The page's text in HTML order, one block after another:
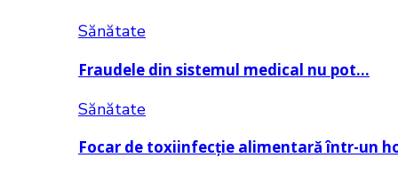
Sănătate
Fraudele din sistemul medical nu pot…
Sănătate
Focar de toxiinfecție alimentară într-un